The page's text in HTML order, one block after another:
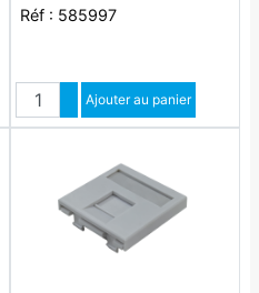
Réf : 585997
QuantitéAugmenter quantité
Diminuer quantité
Ajouter au panier